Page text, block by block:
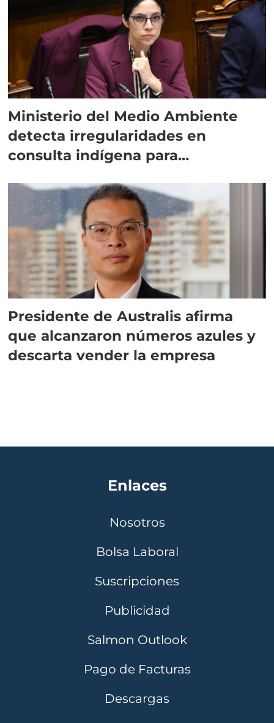
Ministerio del Medio Ambiente
detecta irregularidades en
consulta indígena para
Presidente de Australis afirma
que alcanzaron números azules y
descarta vender la empresa
Enlaces
Nosotros
Bolsa Laboral
Suscripciones
Publicidad
Salmon Outlook
Pago de Facturas
Descargas